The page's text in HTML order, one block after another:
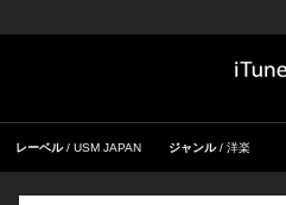
レーベル USM JAPAN ジャンル 洋楽